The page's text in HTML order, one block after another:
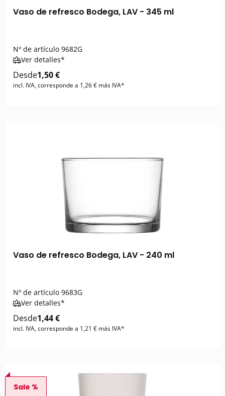
Vaso de refresco Bodega, LAV - 345 ml
Nº de artículo 9682G
Ver detalles*
Desde1,50 €
incl. IVA, corresponde a 1,26 € más IVA*
Vaso de refresco Bodega, LAV - 240 ml
Nº de artículo 9683G
Ver detalles*
Desde1,44 €
incl. IVA, corresponde a 1,21 € más IVA*
Sale %